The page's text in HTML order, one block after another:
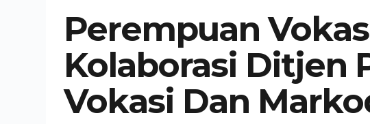
Perempuan
Kolaborasi Ditjen
Vokasi Dan